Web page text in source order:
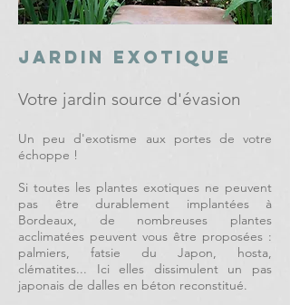
Jardin Exotique
Votre jardin source d'évasion
Un peu d'exotisme aux portes de votre
échoppe !
Si toutes les plantes exotiques ne peuvent
pas être durablement implantées à
Bordeaux, de nombreuses plantes
acclimatées peuvent vous être proposées :
palmiers, fatsie du Japon, hosta,
clématites... Ici elles dissimulent un pas
japonais de dalles en béton reconstitué.